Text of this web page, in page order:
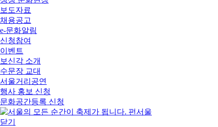
보도자료
채용공고
e-문화알림
신청참여
이벤트
보신각 소개
수문장 교대
서울거리공연
행사 홍보 신청
문화공간등록 신청
닫기